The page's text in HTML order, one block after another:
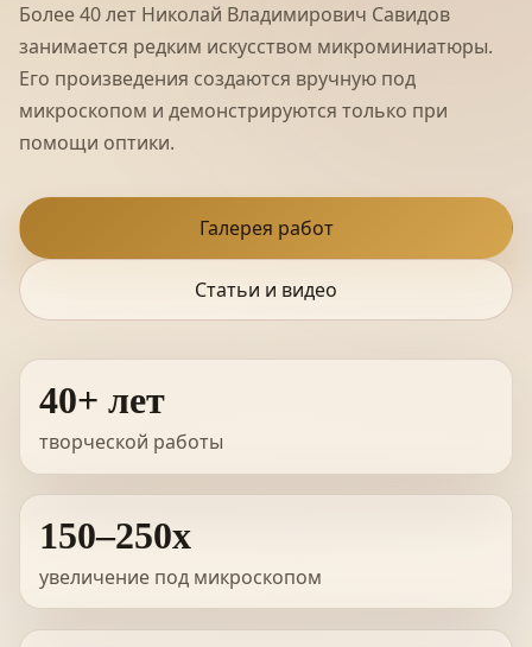
Более 40 лет Николай Владимирович Савидов
занимается редким искусством микроминиатюры.
Его произведения создаются вручную под
микроскопом и демонстрируются только при
помощи оптики.
Галерея работ
Статьи и видео
40+ лет
творческой работы
150–250x
увеличение под микроскопом